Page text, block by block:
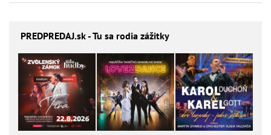
PREDPREDAJ.sk - Tu sa rodia zážitky